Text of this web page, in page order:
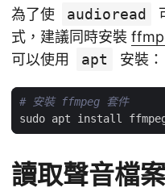
為了使 audioread
式，建議同時安裝
可以使用
apt 安裝：
# 安裝 ffmpeg 套件
讀取聲音檔案